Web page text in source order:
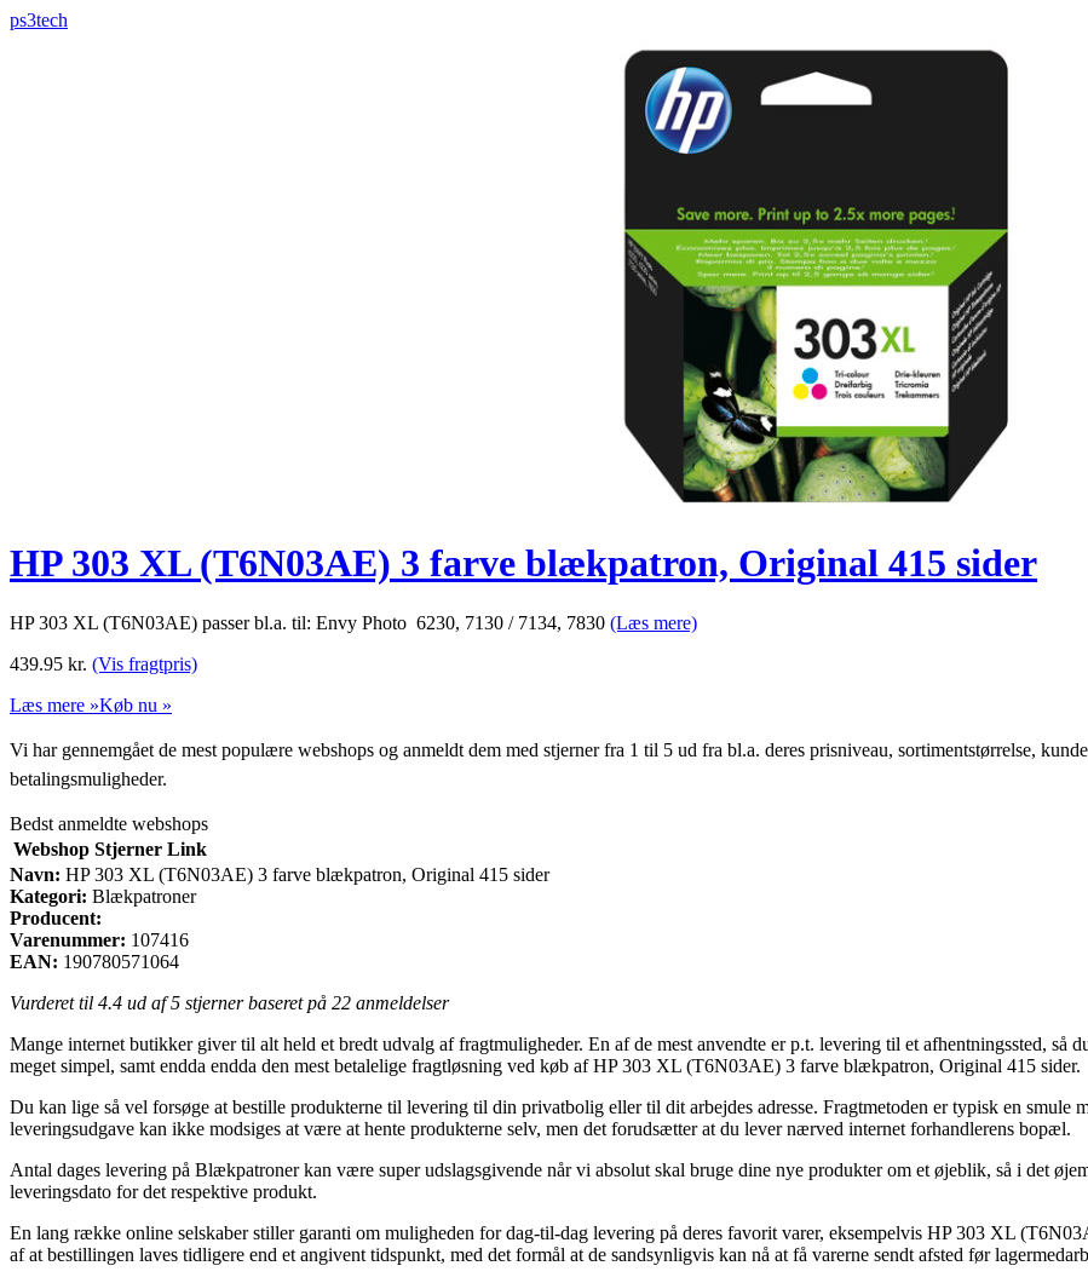
ps3tech
HP 303 XL (T6N03AE) 3 farve blækpatron, Original 415 sider
HP 303 XL (T6N03AE) passer bl.a. til: Envy Photo 6230, 7130 / 7134, 7830 (Læs mere)
439.95 kr. (Vis fragtpris)
Læs mere »Køb nu »
Vi har gennemgået de mest populære webshops og anmeldt dem med stjerner fra 1 til 5 ud fra bl.a. deres prisniveau, sortimentstørrelse,
betalingsmuligheder.
Bedst anmeldte webshops
Webshop Stjerner Link
Navn: HP 303 XL (T6N03AE) 3 farve blækpatron, Original 415 sider
Kategori: Blækpatroner
Producent:
Varenummer: 107416
EAN: 190780571064
Vurderet til 4.4 ud af 5 stjerner baseret på 22 anmeldelser
Mange internet butikker giver til alt held et bredt udvalg af fragtmuligheder. En af de mest anvendte er p.t. levering til et afhentningssted, så
meget simpel, samt endda endda den mest betalelige fragtløsning ved køb af HP 303 XL (T6N03AE) 3 farve blækpatron, Original 415 sider.
Du kan lige så vel forsøge at bestille produkterne til levering til din privatbolig eller til dit arbejdes adresse. Fragtmetoden er typisk en smule
leveringsudgave kan ikke modsiges at være at hente produkterne selv, men det forudsætter at du lever nærved internet forhandlerens bopæl.
Antal dages levering på Blækpatroner kan være super udslagsgivende når vi absolut skal bruge dine nye produkter om et øjeblik, så i det
leveringsdato for det respektive produkt.
En lang række online selskaber stiller garanti om muligheden for dag-til-dag levering på deres favorit varer, eksempelvis HP 303 XL
af at bestillingen laves tidligere end et angivent tidspunkt, med det formål at de sandsynligvis kan nå at få varerne sendt afsted før